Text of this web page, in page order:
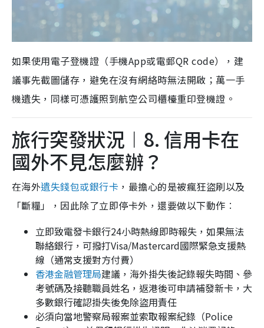
如果使用電子登機證（手機App或電郵QR code），建
議事先截圖儲存，避免在沒有網絡時無法開啟；萬一手
機遺失，同樣可憑護照到航空公司櫃檯重印登機證。
旅行突發狀況︱8. 信用卡在
國外不見怎麼辦？
在海外遺失錢包或銀行卡 ，最擔心的是被瘋狂盜刷以及
「斷糧」，因此除了立即停卡外，還要做以下動作︰
立即致電發卡銀行24小時熱線即時報失，如果無法
聯絡銀行，可撥打Visa/Mastercard國際緊急支援熱
線（通常支援對方付費）
香港金融管理局建議，海外掛失後記錄報失時間、參
考號碼及接聽職員姓名，返港後可申請補發新卡，大
多數銀行確認掛失後免除盜用責任
必須向當地警察局報案並索取報案紀錄（Police